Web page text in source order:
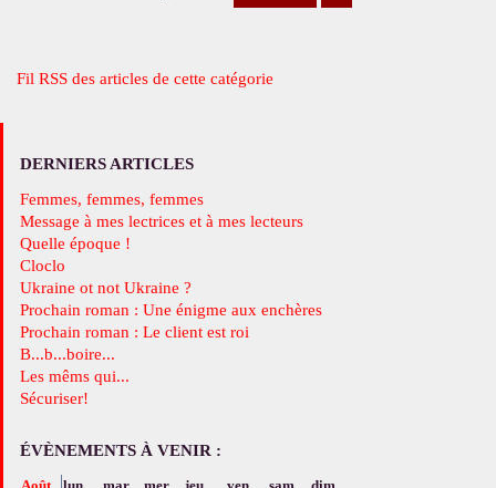
Fil RSS des articles de cette catégorie
DERNIERS ARTICLES
Femmes, femmes, femmes
Message à mes lectrices et à mes lecteurs
Quelle époque !
Cloclo
Ukraine ot not Ukraine ?
Prochain roman : Une énigme aux enchères
Prochain roman : Le client est roi
B...b...boire...
Les mêms qui...
Sécuriser!
ÉVÈNEMENTS À VENIR :